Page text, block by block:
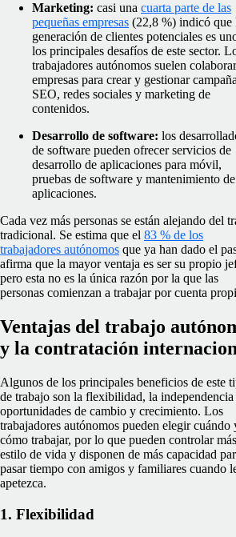
Marketing: casi una cuarta parte de las
pequeñas empresas (22,8 %) indicó que
generación de clientes potenciales es
los principales desafíos de este sector.
trabajadores autónomos suelen
empresas para crear y gestionar
SEO, redes sociales y marketing de
contenidos.
Desarrollo de software: los
de software pueden ofrecer servicios de
desarrollo de aplicaciones para móvil,
pruebas de software y mantenimiento de
aplicaciones.
Cada vez más personas se están alejando del
tradicional. Se estima que el 83 % de los
trabajadores autónomos que ya han dado el
afirma que la mayor ventaja es ser su propio
pero esta no es la única razón por la que las
personas comienzan a trabajar por cuenta
Ventajas del trabajo
y la contratación
Algunos de los principales beneficios de este
de trabajo son la flexibilidad, la independencia
oportunidades de cambio y crecimiento. Los
trabajadores autónomos pueden elegir cuándo
cómo trabajar, por lo que pueden controlar
estilo de vida y disponen de más capacidad
pasar tiempo con amigos y familiares cuando
apetezca.
1. Flexibilidad